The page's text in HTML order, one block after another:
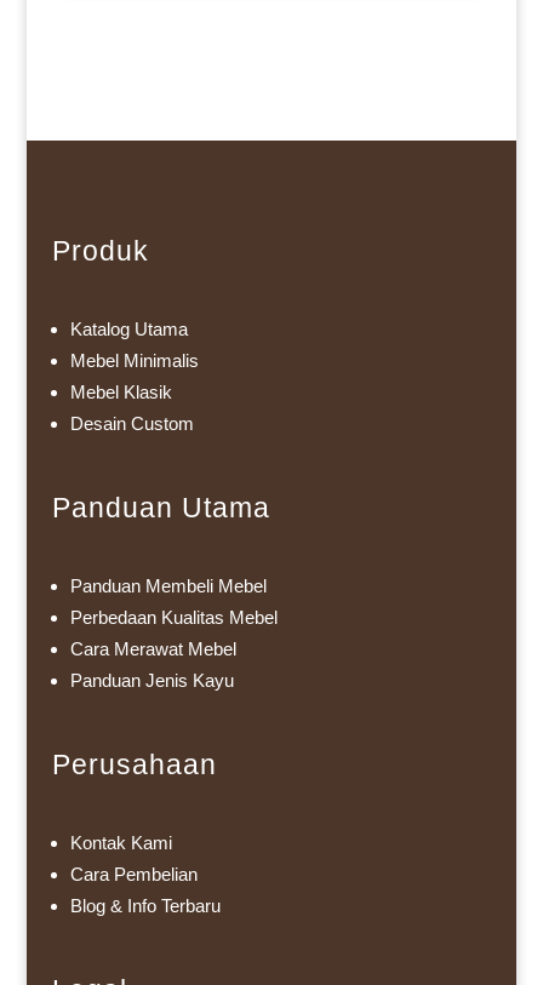
Produk
Katalog Utama
Mebel Minimalis
Mebel Klasik
Desain Custom
Panduan Utama
Panduan Membeli Mebel
Perbedaan Kualitas Mebel
Cara Merawat Mebel
Panduan Jenis Kayu
Perusahaan
Kontak Kami
Cara Pembelian
Blog & Info Terbaru